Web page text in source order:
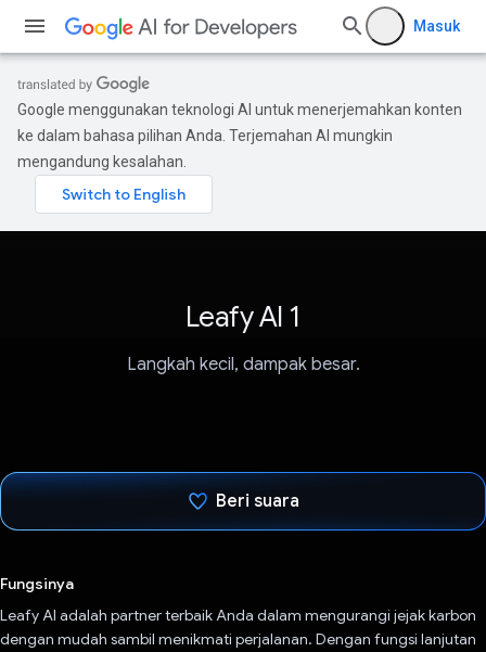
Masuk
Google menggunakan teknologi AI untuk menerjemahkan konten
ke dalam bahasa pilihan Anda. Terjemahan AI mungkin
mengandung kesalahan.
Leafy AI 1
Langkah kecil, dampak besar.
Beri suara
Fungsinya
Leafy AI adalah partner terbaik Anda dalam mengurangi jejak karbon
dengan mudah sambil menikmati perjalanan. Dengan fungsi lanjutan